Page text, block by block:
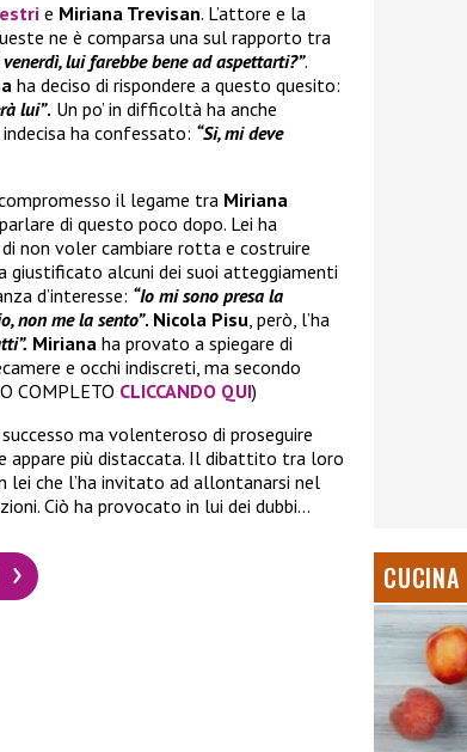
e Miriana Trevisan. L’attore e la
ne è comparsa una sul rapporto tra
lui farebbe bene ad aspettarti?”.
ha deciso di rispondere a questo quesito:
lui”. Un po’ in difficoltà ha anche
ha confessato: “Si, mi deve
il legame tra Miriana
di questo poco dopo. Lei ha
non voler cambiare rotta e costruire
giustificato alcuni dei suoi atteggiamenti
d’interesse: “Io mi sono presa la
non me la sento”. Nicola Pisu, però, l’ha
Miriana ha provato a spiegare di
e occhi indiscreti, ma secondo
COMPLETO CLICCANDO QUI)
ma volenteroso di proseguire
appare più distaccata. Il dibattito tra loro
lei che l’ha invitato ad allontanarsi nel
Ciò ha provocato in lui dei dubbi…
CUCINA